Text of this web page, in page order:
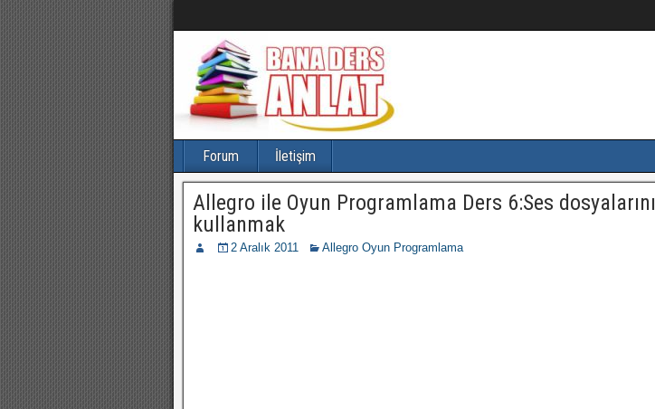
Forum İletişim
Allegro ile Oyun Programlama Ders 6:Ses dosyalarını
kullanmak
2 Aralık 2011 Allegro Oyun Programlama